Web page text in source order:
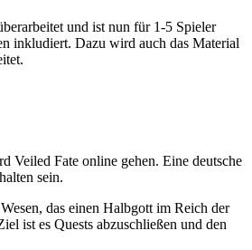
und ist nun für 1-5 Spieler
inkludiert. Dazu wird auch das Material
Veiled Fate online gehen. Eine deutsche
sein.
das einen Halbgott im Reich der
ist es Quests abzuschließen und den